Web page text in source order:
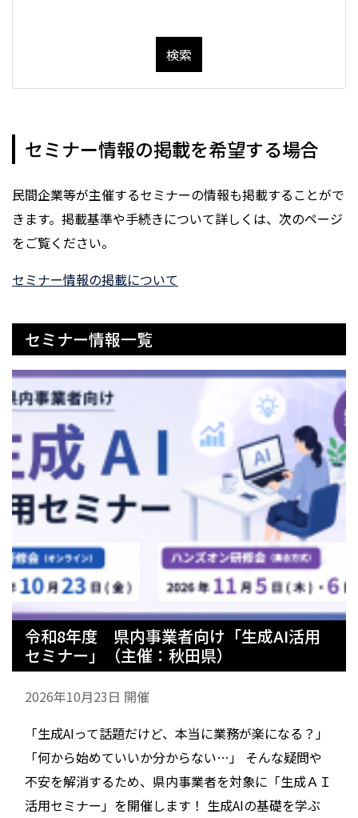
検索
セミナー情報の掲載を希望する場合
民間企業等が主催するセミナーの情報も掲載することがで
きます。掲載基準や手続きについて詳しくは、次のページ
をご覧ください。
セミナー情報の掲載について
セミナー情報一覧
令和8年度 県内事業者向け「生成AI活用
セミナー」（主催：秋田県）
2026年10月23日 開催
「生成AIって話題だけど、本当に業務が楽になる？」
「何から始めていいか分からない…」 そんな疑問や
不安を解消するため、県内事業者を対象に「生成ＡＩ
活用セミナー」を開催します！ 生成AIの基礎を学ぶ